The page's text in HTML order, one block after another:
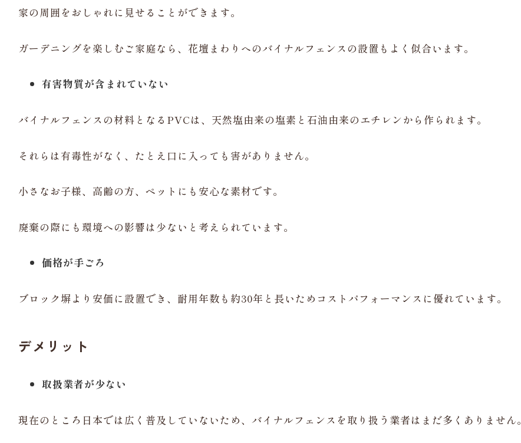
家の周囲をおしゃれに見せることができます。
ガーデニングを楽しむご家庭なら、花壇まわりへのバイナルフェンスの設置もよく似合います。
有害物質が含まれていない
バイナルフェンスの材料となるPVCは、天然塩由来の塩素と石油由来のエチレンから作られます。
それらは有毒性がなく、たとえ口に入っても害がありません。
小さなお子様、高齢の方、ペットにも安心な素材です。
廃棄の際にも環境への影響は少ないと考えられています。
価格が手ごろ
ブロック塀より安価に設置でき、耐用年数も約30年と長いためコストパフォーマンスに優れています。
デメリット
取扱業者が少ない
現在のところ日本では広く普及していないため、バイナルフェンスを取り扱う業者はまだ多くありません。